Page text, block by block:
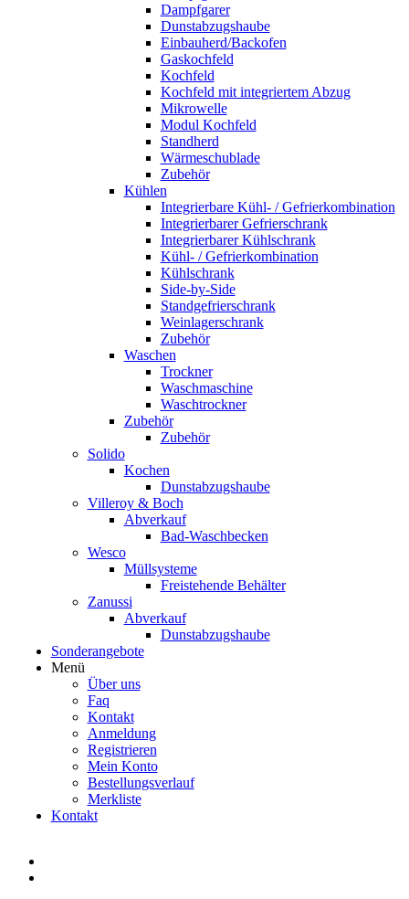
Dampfgarer
Dunstabzugshaube
Einbauherd/Backofen
Gaskochfeld
Kochfeld
Kochfeld mit integriertem Abzug
Mikrowelle
Modul Kochfeld
Standherd
Wärmeschublade
Zubehör
Kühlen
Integrierbare Kühl- / Gefrierkombination
Integrierbarer Gefrierschrank
Integrierbarer Kühlschrank
Kühl- / Gefrierkombination
Kühlschrank
Side-by-Side
Standgefrierschrank
Weinlagerschrank
Zubehör
Waschen
Trockner
Waschmaschine
Waschtrockner
Zubehör
Zubehör
Solido
Kochen
Dunstabzugshaube
Villeroy & Boch
Abverkauf
Bad-Waschbecken
Wesco
Müllsysteme
Freistehende Behälter
Zanussi
Abverkauf
Dunstabzugshaube
Sonderangebote
Menü
Über uns
Faq
Kontakt
Anmeldung
Registrieren
Mein Konto
Bestellungsverlauf
Merkliste
Kontakt